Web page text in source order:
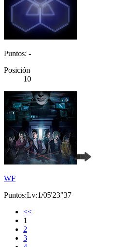
Puntos: -
Posición
10
WF
Puntos:Lv:1/05'23"37
<<
1
2
3